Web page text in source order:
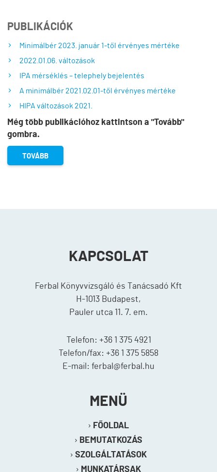
PUBLIKÁCIÓK
Minimálbér 2023. január 1-től érvényes mértéke
2022.01.06. változások
IPA mérséklés – telephely bejelentés
A minimálbér 2021.02.01-től érvényes mértéke
HIPA változások 2021.
Még több publikációhoz kattintson a "Tovább"
gombra.
TOVÁBB
KAPCSOLAT
Ferbal Könyvvizsgáló és Tanácsadó Kft
H-1013 Budapest,
Pauler utca 11. 7. em.
Telefon: +36 1 375 4921
Telefon/fax: +36 1 375 5858
E-mail: ferbal@ferbal.hu
MENÜ
FŐOLDAL
BEMUTATKOZÁS
SZOLGÁLTATÁSOK
MUNKATÁRSAK